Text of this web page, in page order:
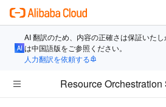
AI 翻訳のため、内容の正確さは保証いた
は中国語版をご参照ください。
人力翻訳を依頼する
Resource Orchestration